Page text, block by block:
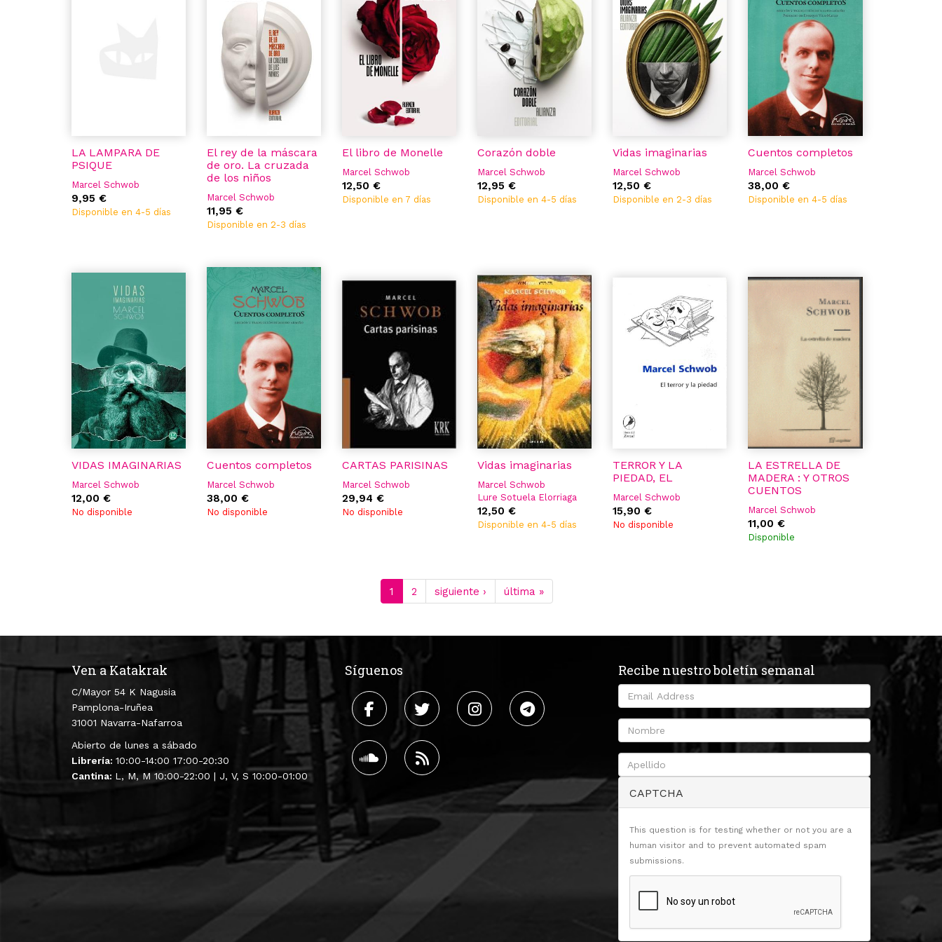
LA LAMPARA DE
PSIQUE
Marcel Schwob
9,95 €
Disponible en 4-5 días
El rey de la máscara
de oro. La cruzada
de los niños
Marcel Schwob
11,95 €
Disponible en 2-3 días
El libro de Monelle
Marcel Schwob
12,50 €
Disponible en 7 días
Corazón doble
Marcel Schwob
12,95 €
Disponible en 4-5 días
Vidas imaginarias
Marcel Schwob
12,50 €
Disponible en 2-3 días
Cuentos completos
Marcel Schwob
38,00 €
Disponible en 4-5 días
VIDAS IMAGINARIAS
Marcel Schwob
12,00 €
No disponible
Cuentos completos
Marcel Schwob
38,00 €
No disponible
CARTAS PARISINAS
Marcel Schwob
29,94 €
No disponible
Vidas imaginarias
Marcel Schwob
Lure Sotuela Elorriaga
12,50 €
Disponible en 4-5 días
TERROR Y LA
PIEDAD, EL
Marcel Schwob
15,90 €
No disponible
LA ESTRELLA DE
MADERA : Y OTROS
CUENTOS
Marcel Schwob
11,00 €
Disponible
1 2 siguiente › última »
Ven a Katakrak
C/Mayor 54 K Nagusia
Pamplona-Iruñea
31001 Navarra-Nafarroa
Abierto de lunes a sábado
Librería: 10:00-14:00 17:00-20:30
Cantina: L, M, M 10:00-22:00 | J, V, S 10:00-01:00
Síguenos Recibe nuestro boletín semanal
CAPTCHA
This question is for testing whether or not you are a
human visitor and to prevent automated spam
submissions.